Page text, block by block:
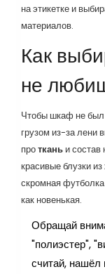
на этикетке и
материалов.
Как
не
Чтобы шкаф не был
грузом из-за лени
проткань и состав
красивые блузки
скромная
как новенькая.
Обращай
"полиэстер",
считай, нашёл